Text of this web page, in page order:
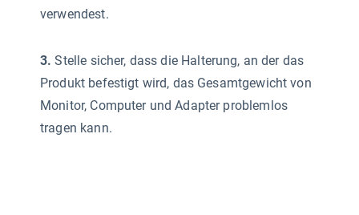
verwendest.
3.Stelle sicher, dass die Halterung, an der das
Produkt befestigt wird, das Gesamtgewicht von
Monitor, Computer und Adapter problemlos
tragen kann.